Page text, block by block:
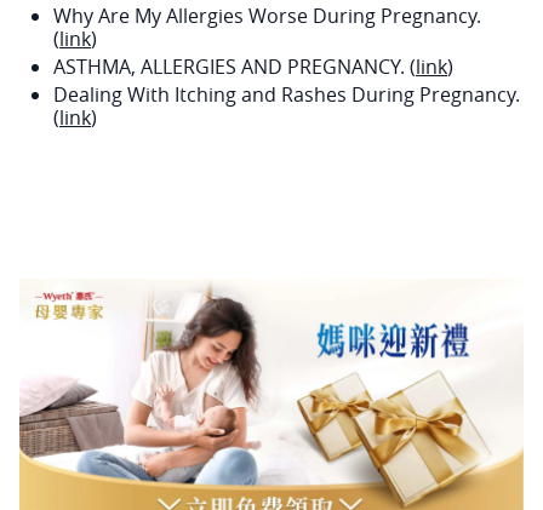
Why Are My Allergies Worse During Pregnancy.
(link)
ASTHMA, ALLERGIES AND PREGNANCY. (link)
Dealing With Itching and Rashes During Pregnancy.
(link)